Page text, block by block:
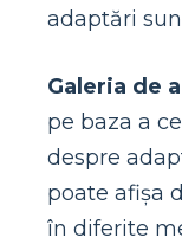
adaptări
Galeria de
pe baza a
despre
poate afișa
în diferite